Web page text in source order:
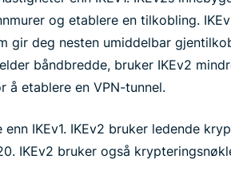
og etablere en tilkobling.
gir deg nesten umiddelbar
båndbredde, bruker IKEv2
etablere en VPN-tunnel.
enn IKEv1. IKEv2 bruker ledende
IKEv2 bruker også